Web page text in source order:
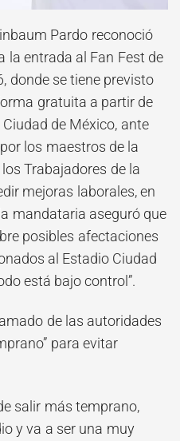
Pardo reconoció
la entrada al Fan Fest de
donde se tiene previsto
gratuita a partir de
de México, ante
los maestros de la
Trabajadores de la
mejoras laborales, en
mandataria aseguró que
posibles afectaciones
al Estadio Ciudad
está bajo control”.
de las autoridades
para evitar
salir más temprano,
y va a ser una muy